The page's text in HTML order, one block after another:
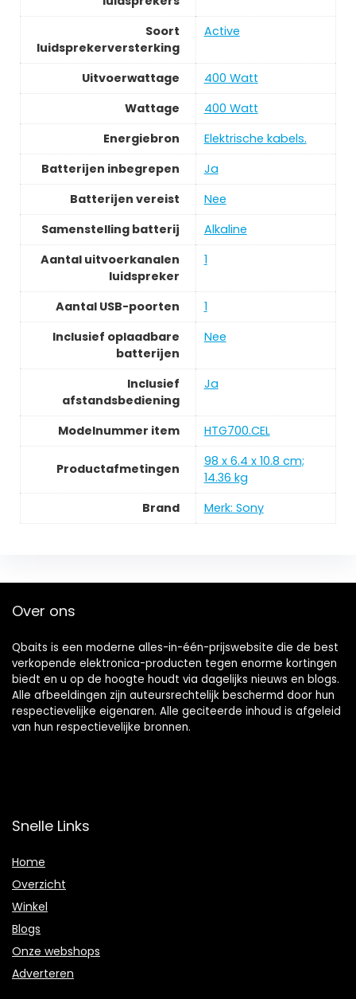
Soort
luidsprekerversterking
Active
Uitvoerwattage
400 Watt
Wattage
400 Watt
Energiebron
Elektrische kabels.
Batterijen inbegrepen
Ja
Batterijen vereist
Nee
Samenstelling batterij
Alkaline
Aantal uitvoerkanalen
luidspreker
1
Aantal USB-poorten
1
Inclusief oplaadbare
batterijen
Nee
Inclusief
afstandsbediening
Ja
Modelnummer item HTG700.CEL
Productafmetingen
98 x 6.4 x 10.8 cm;
14.36 kg
Brand
Merk: Sony
Over ons
Qbaits is een moderne alles-in-één-prijswebsite die de best
verkopende elektronica-producten tegen enorme kortingen
biedt en u op de hoogte houdt via dagelijks nieuws en blogs.
Alle afbeeldingen zijn auteursrechtelijk beschermd door hun
respectievelijke eigenaren. Alle geciteerde inhoud is afgeleid
van hun respectievelijke bronnen.
Snelle Links
Home
Overzicht
Winkel
Blogs
Onze webshops
Adverteren